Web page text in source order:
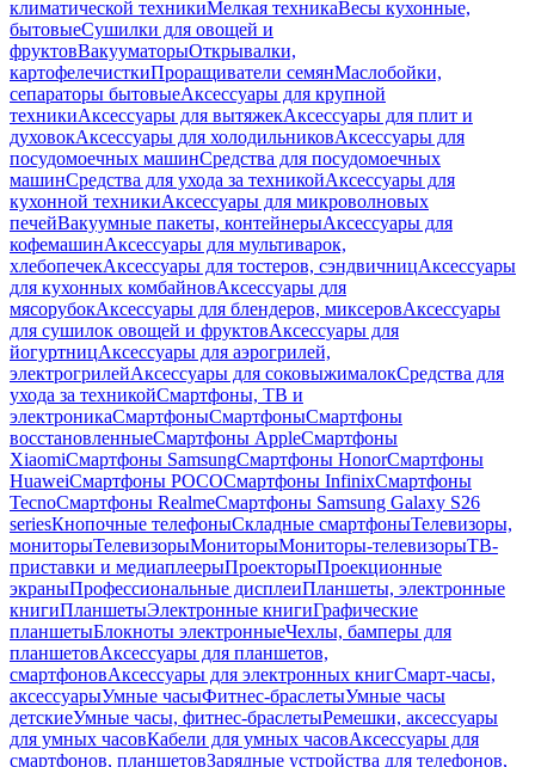
климатической техникиМелкая техникаВесы кухонные,
бытовыеСушилки для овощей и
фруктовВакууматорыОткрывалки,
картофелечисткиПроращиватели семянМаслобойки,
сепараторы бытовыеАксессуары для крупной
техникиАксессуары для вытяжекАксессуары для плит и
духовокАксессуары для холодильниковАксессуары для
посудомоечных машинСредства для посудомоечных
машинСредства для ухода за техникойАксессуары для
кухонной техникиАксессуары для микроволновых
печейВакуумные пакеты, контейнерыАксессуары для
кофемашинАксессуары для мультиварок,
хлебопечекАксессуары для тостеров, сэндвичницАксессуары
для кухонных комбайновАксессуары для
мясорубокАксессуары для блендеров, миксеровАксессуары
для сушилок овощей и фруктовАксессуары для
йогуртницАксессуары для аэрогрилей,
электрогрилейАксессуары для соковыжималокСредства для
ухода за техникойСмартфоны, ТВ и
электроникаСмартфоныСмартфоныСмартфоны
восстановленныеСмартфоны AppleСмартфоны
XiaomiСмартфоны SamsungСмартфоны HonorСмартфоны
HuaweiСмартфоны POCOСмартфоны InfinixСмартфоны
TecnoСмартфоны RealmeСмартфоны Samsung Galaxy S26
seriesКнопочные телефоныСкладные смартфоныТелевизоры,
мониторыТелевизорыМониторыМониторы-телевизорыТВ-
приставки и медиаплеерыПроекторыПроекционные
экраныПрофессиональные дисплеиПланшеты, электронные
книгиПланшетыЭлектронные книгиГрафические
планшетыБлокноты электронныеЧехлы, бамперы для
планшетовАксессуары для планшетов,
смартфоновАксессуары для электронных книгСмарт-часы,
аксессуарыУмные часыФитнес-браслетыУмные часы
детскиеУмные часы, фитнес-браслетыРемешки, аксессуары
для умных часовКабели для умных часовАксессуары для
смартфонов, планшетовЗарядные устройства для телефонов,